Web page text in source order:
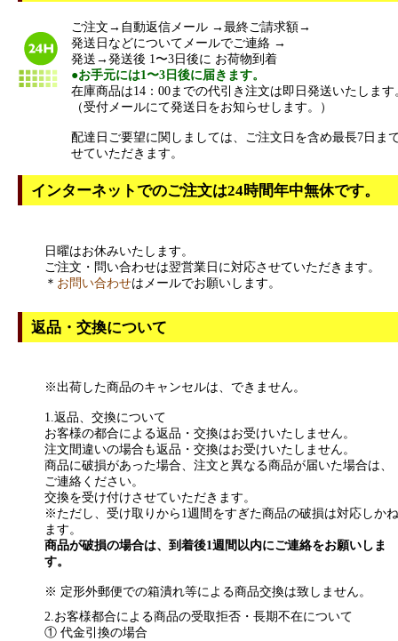
ご注文→自動返信メール →最終ご請求額→
発送日などについてメールでご連絡 →
発送→発送後 1〜3日後に お荷物到着
●お手元には1〜3日後に届きます。
在庫商品は14：00までの代引き注文は即日発送いたします
（受付メールにて発送日をお知らせします。）
配達日ご要望に関しましては、ご注文日を含め最長7日ま
せていただきます。
インターネットでのご注文は24時間年中無休です。
日曜はお休みいたします。
ご注文・問い合わせは翌営業日に対応させていただきます。
＊ お問い合わせはメールでお願いします。
返品・交換について
※出荷した商品のキャンセルは、できません。
1.返品、交換について
お客様の都合による返品・交換はお受けいたしません。
注文間違いの場合も返品・交換はお受けいたしません。
商品に破損があった場合、注文と異なる商品が届いた場合は、
ご連絡ください。
交換を受け付けさせていただきます。
※ただし、受け取りから1週間をすぎた商品の破損は対応しかね
ます。
商品が破損の場合は、到着後1週間以内にご連絡をお願いしま
す。
※ 定形外郵便での箱潰れ等による商品交換は致しません。
2.お客様都合による商品の受取拒否・長期不在について
① 代金引換の場合